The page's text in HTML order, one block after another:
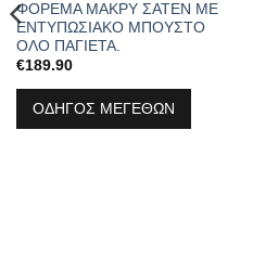
ΦΟΡΕΜΑ ΜΑΚΡΥ ΣΑΤΕΝ ΜΕ
ΕΝΤΥΠΩΣΙΑΚΟ ΜΠΟΥΣΤΟ
ΟΛΟ ΠΑΓΙΕΤΑ.
€189.90
ΟΔΗΓΟΣ ΜΕΓΕΘΩΝ